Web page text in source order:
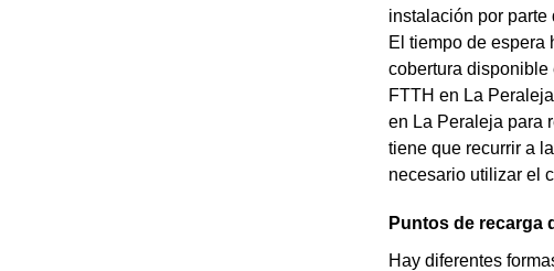
instalación por parte
El tiempo de
cobertura disponible
FTTH en La
en La Peraleja para
tiene que recurrir a
necesario utilizar el
Puntos de recarga
Hay diferentes